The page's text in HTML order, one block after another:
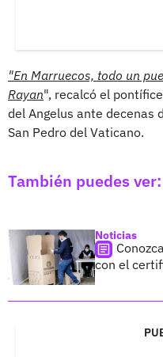
"En Marruecos, todo un
Rayan", recalcó el
del Angelus ante decenas
San Pedro del Vaticano.
También puedes ver:
Noticias
con el